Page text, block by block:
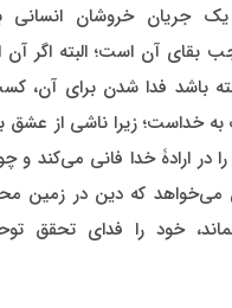
یک جریان خروشان انسانی
بقای آن است؛ البته اگر آن
باشد فدا شدن برای آن،
به خداست؛ زیرا ناشی از
در ارادۀ خدا فانی می‌کند و
می‌خواهد که دین در زمین
خود را فدای تحقق